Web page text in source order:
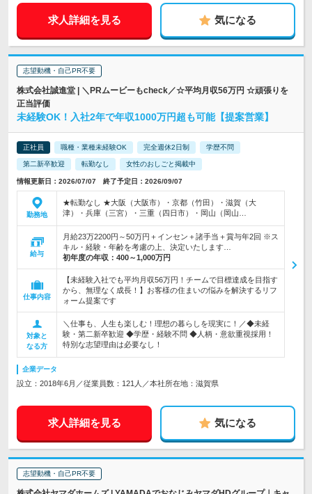
求人詳細を見る 気になる
志望動機・自己PR不要
株式会社誠進堂 | ＼PRムービーもcheck／☆平均月収56万円 ☆頑張りを
正当評価
未経験OK！入社2年で年収1000万円超も可能【提案営業】
正社員 職種・業種未経験OK 完全週休2日制 学歴不問
第二新卒歓迎 転勤なし 女性のおしごと掲載中
情報更新日：2026/07/07 終了予定日：2026/09/07
勤務地
★転勤なし ★大阪（大阪市）・京都（竹田）・滋賀（大
津）・兵庫（三宮）・三重（四日市）・岡山（岡山…
給与
月給23万2200円～50万円＋インセン＋諸手当＋賞与年2回 ※ス
キル・経験・年齢を考慮の上、決定いたします…
初年度の年収： 400～1,000万円
仕事内容
【未経験入社でも平均月収56万円！チームで目標達成を目指す
から、無理なく成長！】お客様の住まいの悩みを解決するリフ
ォーム提案です
対象と
なる方
＼仕事も、人生も楽しむ！理想の暮らしを現実に！／◆未経
験・第二新卒歓迎 ◆学歴・経験不問 ◆人柄・意欲重視採用！
特別な志望理由は必要なし！
企業データ
設立：2018年6月／従業員数：121人／本社所在地：滋賀県
求人詳細を見る 気になる
志望動機・自己PR不要